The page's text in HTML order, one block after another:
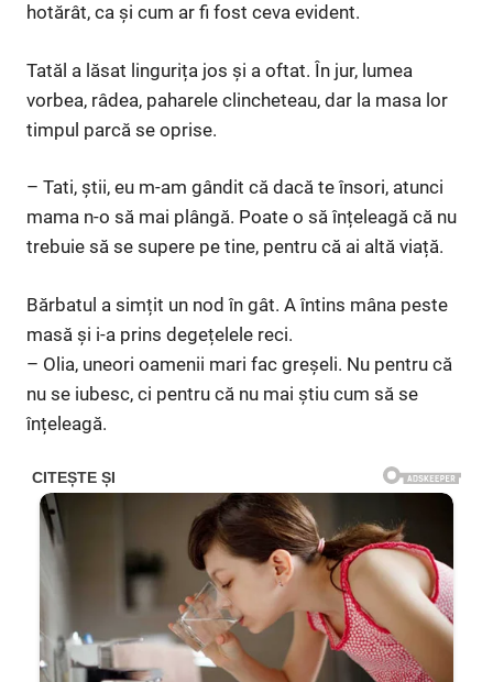
hotărât, ca și cum ar fi fost ceva evident.
Tatăl a lăsat lingurița jos și a oftat. În jur, lumea
vorbea, râdea, paharele clincheteau, dar la masa lor
timpul parcă se oprise.
– Tati, știi, eu m-am gândit că dacă te însori, atunci
mama n-o să mai plângă. Poate o să înțeleagă că nu
trebuie să se supere pe tine, pentru că ai altă viață.
Bărbatul a simțit un nod în gât. A întins mâna peste
masă și i-a prins degețelele reci.
– Olia, uneori oamenii mari fac greșeli. Nu pentru că
nu se iubesc, ci pentru că nu mai știu cum să se
înțeleagă.